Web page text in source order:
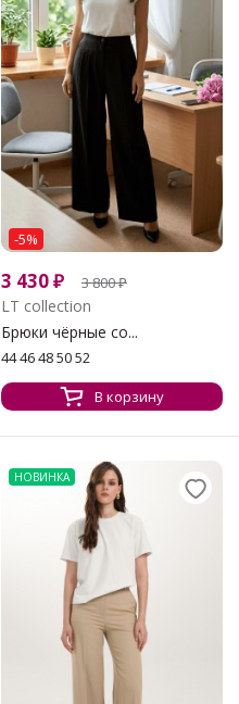
-5%
3 430₽ 3 800₽
LT collection
Брюки чёрные со...
44 46 48 50 52
В корзину
НОВИНКА